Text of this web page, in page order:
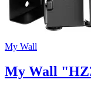
My Wall
My Wall